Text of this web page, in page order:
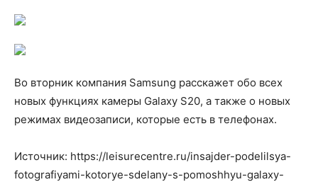
Во вторник компания Samsung расскажет обо всех
новых функциях камеры Galaxy S20, а также о новых
режимах видеозаписи, которые есть в телефонах.
Источник: https://leisurecentre.ru/insajder-podelilsya-
fotografiyami-kotorye-sdelany-s-pomoshhyu-galaxy-